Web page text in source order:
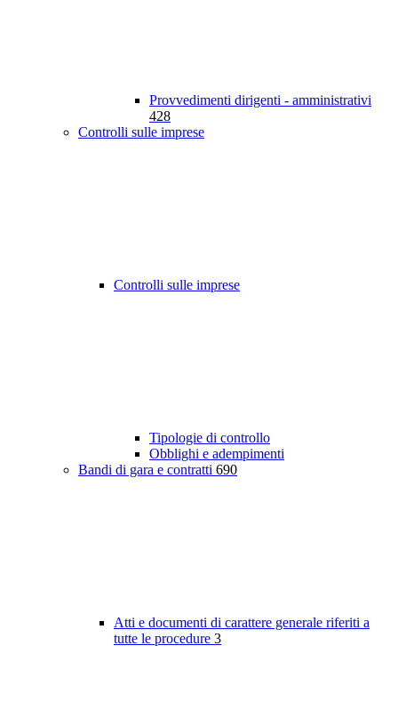
Provvedimenti dirigenti - amministrativi
428
Controlli sulle imprese
Controlli sulle imprese
Tipologie di controllo
Obblighi e adempimenti
Bandi di gara e contratti 690
Atti e documenti di carattere generale riferiti a
tutte le procedure 3